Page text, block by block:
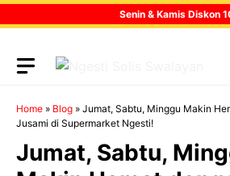
Skip
to
Senin & Kamis Diskon
Home » Blog » Jumat, Sabtu, Minggu Makin
Jusami di Supermarket Ngesti!
Jumat, Sabtu,